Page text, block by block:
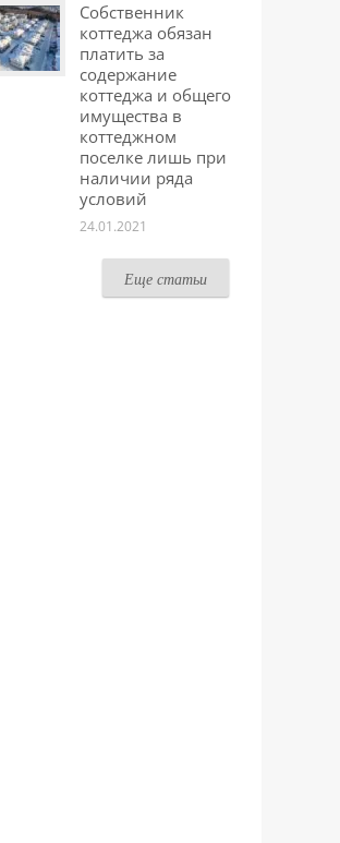
Собственник
коттеджа обязан
платить за
содержание
коттеджа и общего
имущества в
коттеджном
поселке лишь при
наличии ряда
условий
24.01.2021
Еще статьи